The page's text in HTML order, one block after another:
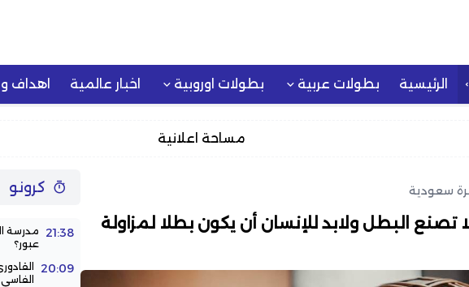
الرئيسية بطولات عربية بطولات اوروبية اخبار عالمية اهداف
مساحة اعلانية
سعودية
لا تصنع البطل ولابد للإنسان أن يكون بطلا لمزاولة
كرونو
21:38
مدرسة
عبور؟
20:09